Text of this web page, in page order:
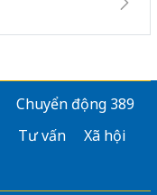
Chuyển động 389
Tư vấn
Xã hội